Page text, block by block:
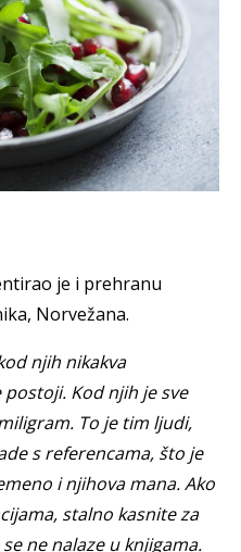
je i prehranu
Norvežana.
njih nikakva
Kod njih je sve
To je tim ljudi,
s referencama, što je
i njihova mana. Ako
stalno kasnite za
ne nalaze u knjigama.